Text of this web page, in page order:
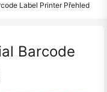
Label Printer Přehled
Barcode